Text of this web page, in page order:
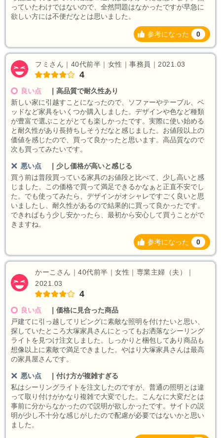
っていたわけではないので、全然問題はなかったですが早急に
欲しい方には不便だなとは思いました。
参考になった 0
フミさん｜40代前半｜女性｜事務員｜2021.03
4
良い点
高品質で耐久性あり
新しい家に引越すことになったので、ソファーやテーブル、ベ
ッドなど家具をいくつか購入しました。デザインや色など種類
が豊富で選ぶことがとても楽しかったです。実際に使い始める
と耐久性があり長持ちしそうだなと感じました。お値段以上の
価値を感じたので、買って良かったと思います。高品質なので
次も買ってみたいです。
悪い点
少し価格が高いと感じる
買う前は普段買っている家具のお値段と比べて、少し高いと感
じました。この価格で買って満足できるかなぁと正直不安でし
た。でも使ってみたら、デザインがオシャレですごく良いと思
いましたし、耐久性があるので結果的に買って良かったです。
できればもう少し安かったら、最初から安心して買うことがで
きますね。
参考になった 0
かーこさん｜40代前半｜女性｜専業主婦（夫）｜
2021.03
4
良い点
価格に見合った商品
戸建てに引っ越してリビングに素敵な照明を付けたいと思い、
探していたところ大塚家具さんにとってもお洒落なシーリング
ライトを見つけ注文しました。しっかりと梱包してあり商品も
想像以上に素敵で満足できました。やはり大塚家具さんは最高
の家具屋さんです。
悪い点
付け方が複雑すぎる
私はシーリングライトを注文したのですが、普通の照明とは違
って取り付けがかなり複雑で大変でした。こんなに大変だとは
事前に分からなかったので説明が欲しかったです。サイトの説
明が少し不十分な感じがしたので配慮が必要ではないかと思い
ました。